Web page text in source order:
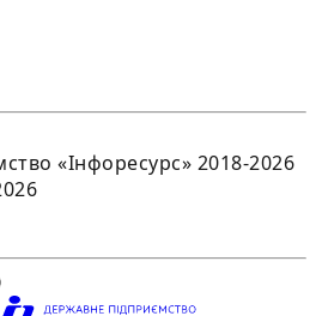
«Інфоресурс» 2018-2026